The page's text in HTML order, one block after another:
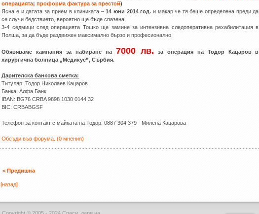
операцията;проформа фактура за престой)
Ясна е и датата за прием в клиниката –14 юни 2014 год. и макар че тя беше определена преди да
се случи бедствието, вероятно ще бъде спазена.
3-4 седмици след операцията Тошко ще замине за интензивна следоперативна рехабилитация в
Полша, за да бъде раздвижен максимално бързо и професионално.
Обявяваме кампания за набиране на 7000 лв. за операция на Тодор Кацаров в
хирургична болница „Медикус”, Сърбия.
Дарителска банкова сметка:
Титуляр: Тодор Николаев Кацаров
Банка: Алфа Банк
IBAN: BG76 CRBA 9898 1030 0144 32
BIC: CRBABGSF
Телефон за контакт с майката на Тодор: 0887 304 379 - Милена Кацарова
Обсъди във форума. (0 мнения)
< Предишна
[назад]